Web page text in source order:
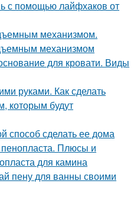
с помощью лайфхаков от
механизмом.
механизмом
для кровати. Виды
руками. Как сделать
которым будут
способ сделать ее дома
Плюсы и
для камина
пену для ванны своими